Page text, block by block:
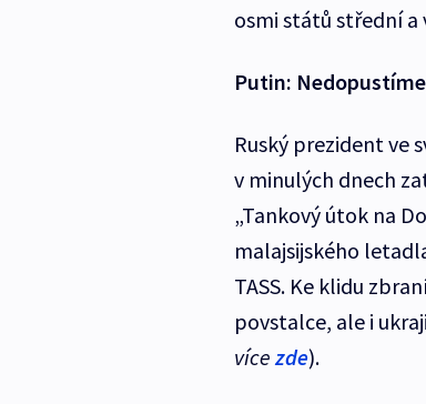
osmi států střední a
Putin:
Ruský prezident ve
v minulých dnech
„Tankový útok na
malajsijského
TASS. Ke klidu
povstalce, ale i
vícezde).